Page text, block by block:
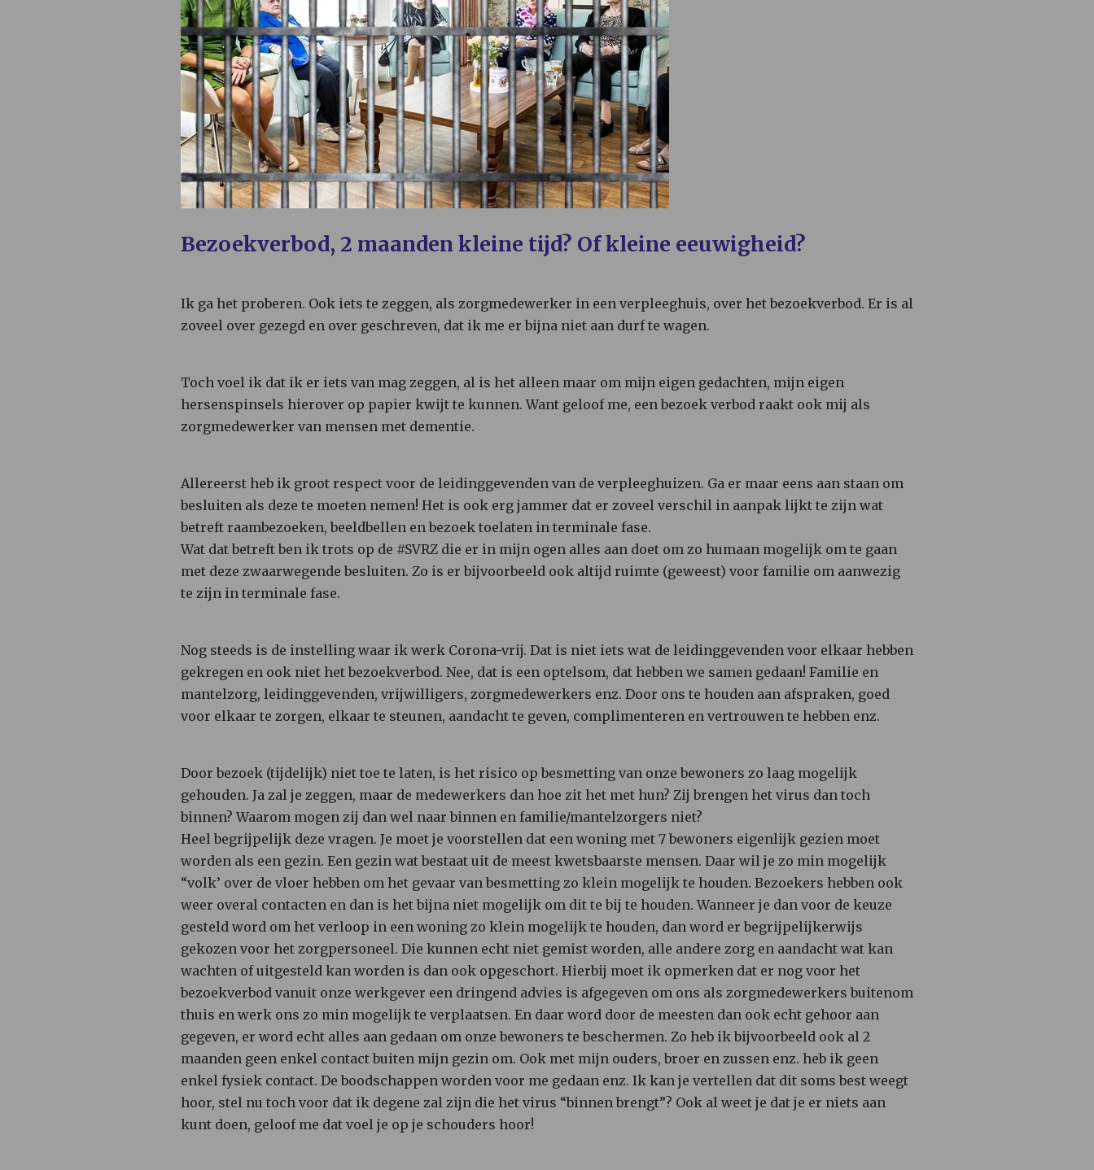
Bezoekverbod, 2 maanden kleine tijd? Of kleine eeuwigheid?
Ik ga het proberen. Ook iets te zeggen, als zorgmedewerker in een verpleeghuis, over het bezoekverbod. Er is al
zoveel over gezegd en over geschreven, dat ik me er bijna niet aan durf te wagen.
Toch voel ik dat ik er iets van mag zeggen, al is het alleen maar om mijn eigen gedachten, mijn eigen
hersenspinsels hierover op papier kwijt te kunnen. Want geloof me, een bezoek verbod raakt ook mij als
zorgmedewerker van mensen met dementie.
Allereerst heb ik groot respect voor de leidinggevenden van de verpleeghuizen. Ga er maar eens aan staan om
besluiten als deze te moeten nemen! Het is ook erg jammer dat er zoveel verschil in aanpak lijkt te zijn wat
betreft raambezoeken, beeldbellen en bezoek toelaten in terminale fase.
Wat dat betreft ben ik trots op de #SVRZ die er in mijn ogen alles aan doet om zo humaan mogelijk om te gaan
met deze zwaarwegende besluiten. Zo is er bijvoorbeeld ook altijd ruimte (geweest) voor familie om aanwezig
te zijn in terminale fase.
Nog steeds is de instelling waar ik werk Corona-vrij. Dat is niet iets wat de leidinggevenden voor elkaar hebben
gekregen en ook niet het bezoekverbod. Nee, dat is een optelsom, dat hebben we samen gedaan! Familie en
mantelzorg, leidinggevenden, vrijwilligers, zorgmedewerkers enz. Door ons te houden aan afspraken, goed
voor elkaar te zorgen, elkaar te steunen, aandacht te geven, complimenteren en vertrouwen te hebben enz.
Door bezoek (tijdelijk) niet toe te laten, is het risico op besmetting van onze bewoners zo laag mogelijk
gehouden. Ja zal je zeggen, maar de medewerkers dan hoe zit het met hun? Zij brengen het virus dan toch
binnen? Waarom mogen zij dan wel naar binnen en familie/mantelzorgers niet?
Heel begrijpelijk deze vragen. Je moet je voorstellen dat een woning met 7 bewoners eigenlijk gezien moet
worden als een gezin. Een gezin wat bestaat uit de meest kwetsbaarste mensen. Daar wil je zo min mogelijk
“volk’ over de vloer hebben om het gevaar van besmetting zo klein mogelijk te houden. Bezoekers hebben ook
weer overal contacten en dan is het bijna niet mogelijk om dit te bij te houden. Wanneer je dan voor de keuze
gesteld word om het verloop in een woning zo klein mogelijk te houden, dan word er begrijpelijkerwijs
gekozen voor het zorgpersoneel. Die kunnen echt niet gemist worden, alle andere zorg en aandacht wat kan
wachten of uitgesteld kan worden is dan ook opgeschort. Hierbij moet ik opmerken dat er nog voor het
bezoekverbod vanuit onze werkgever een dringend advies is afgegeven om ons als zorgmedewerkers buitenom
thuis en werk ons zo min mogelijk te verplaatsen. En daar word door de meesten dan ook echt gehoor aan
gegeven, er word echt alles aan gedaan om onze bewoners te beschermen. Zo heb ik bijvoorbeeld ook al 2
maanden geen enkel contact buiten mijn gezin om. Ook met mijn ouders, broer en zussen enz. heb ik geen
enkel fysiek contact. De boodschappen worden voor me gedaan enz. Ik kan je vertellen dat dit soms best weegt
hoor, stel nu toch voor dat ik degene zal zijn die het virus “binnen brengt”? Ook al weet je dat je er niets aan
kunt doen, geloof me dat voel je op je schouders hoor!